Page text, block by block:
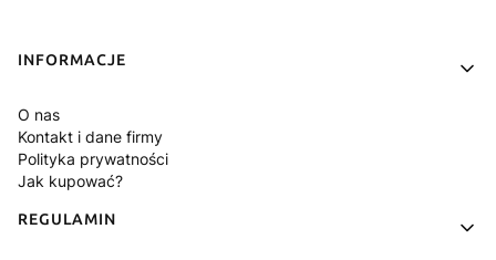
Linki w stopce
INFORMACJE
O nas
Kontakt i dane firmy
Polityka prywatności
Jak kupować?
REGULAMIN